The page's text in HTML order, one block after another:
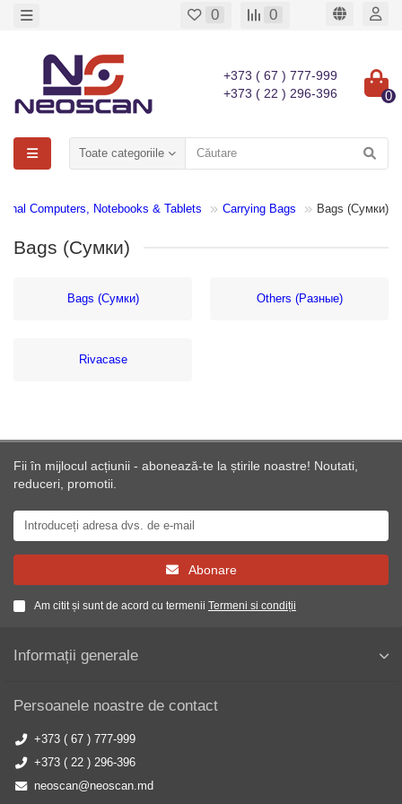
0 0
+373 ( 67 ) 777-999
+373 ( 22 ) 296-396
0
Toate categoriile
Computers, Notebooks & Tablets Carrying Bags Bags (Сумки)
Bags (Сумки)
Bags (Сумки) Others (Разные)
Rivacase
Fii în mijlocul acțiunii - abonează-te la știrile noastre! Noutati,
reduceri, promotii.
Abonare
Am citit și sunt de acord cu termenii Termeni si condiții
Informații generale
Persoanele noastre de contact
+373 ( 67 ) 777-999
+373 ( 22 ) 296-396
neoscan@neoscan.md